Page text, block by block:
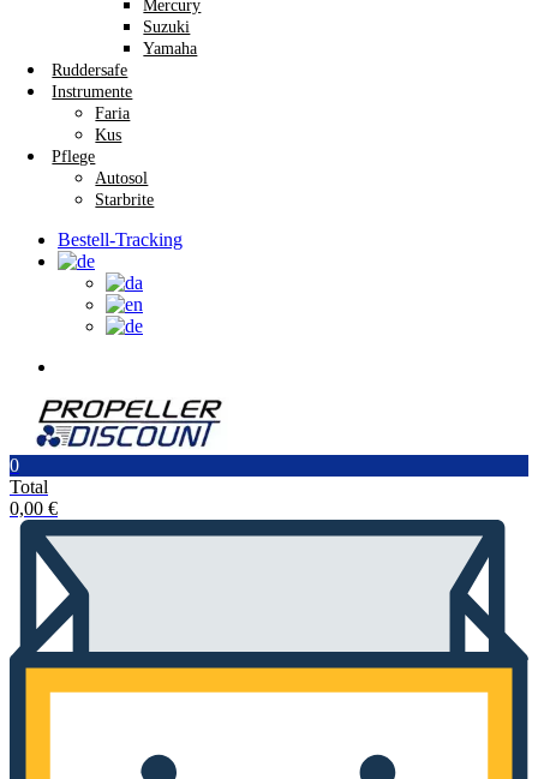
Mercury
Suzuki
Yamaha
Ruddersafe
Instrumente
Faria
Kus
Pflege
Autosol
Starbrite
Bestell-Tracking
0
Total
0,00 €